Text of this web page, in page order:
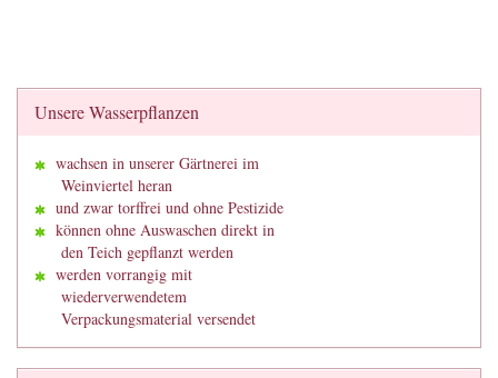
Unsere Wasserpflanzen
wachsen in unserer Gärtnerei im
Weinviertel heran
und zwar torffrei und ohne Pestizide
können ohne Auswaschen direkt in
den Teich gepflanzt werden
werden vorrangig mit
wiederverwendetem
Verpackungsmaterial versendet